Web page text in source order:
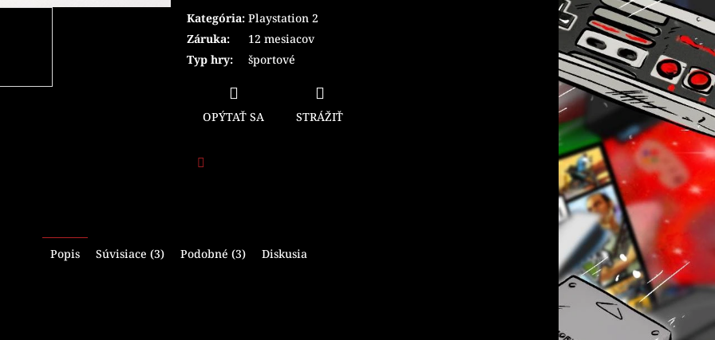
Kategória: Playstation 2
Záruka:
12 mesiacov
Typ hry: športové
OPÝTAŤ SA STRÁŽIŤ
Popis Súvisiace (3) Podobné (3) Diskusia